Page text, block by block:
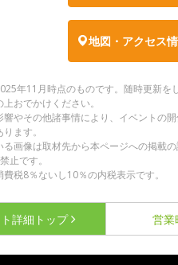
地図・アクセス
年11月時点のものです。随時更新を
おでかけください。
やその他諸事情により、イベントの
ます。
画像は取材先から本ページへの掲載
止です。
税8％ないし10％の内税表示です。
詳細 トップ 営業